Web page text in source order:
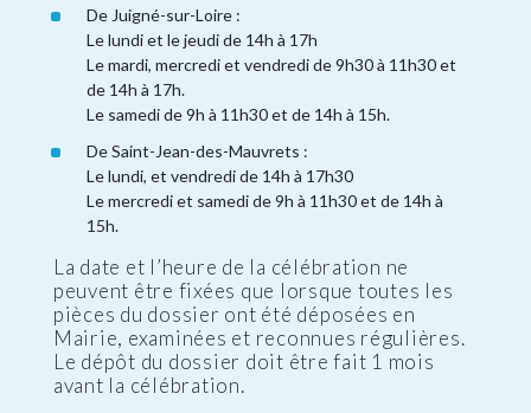
De Juigné-sur-Loire :
Le lundi et le jeudi de 14h à 17h
Le mardi, mercredi et vendredi de 9h30 à 11h30 et
de 14h à 17h.
Le samedi de 9h à 11h30 et de 14h à 15h.
De Saint-Jean-des-Mauvrets :
Le lundi, et vendredi de 14h à 17h30
Le mercredi et samedi de 9h à 11h30 et de 14h à
15h.
La date et l’heure de la célébration ne
peuvent être fixées que lorsque toutes les
pièces du dossier ont été déposées en
Mairie, examinées et reconnues régulières.
Le dépôt du dossier doit être fait 1 mois
avant la célébration.